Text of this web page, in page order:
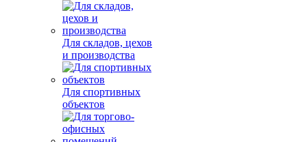
Для складов, цехов
и производства
Для спортивных
объектов